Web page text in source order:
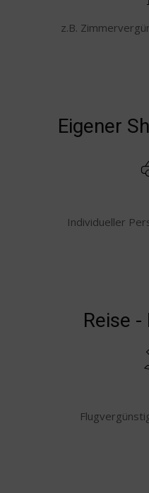
z.B.
Eigener
Individueller
Reise